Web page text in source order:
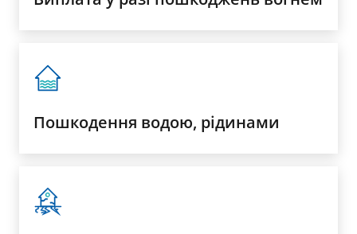
Пошкодення водою, рідинами